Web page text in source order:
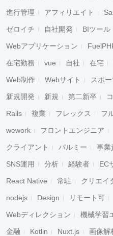
進行管理 アフィリエイト
ゼロイチ 自社開発 BIツール
Webアプリケーション
在宅勤務 vue 自社 在宅
Web制作 Webサイト スポ
新規開発 新規 第二新卒
Rails 複業 フレックス フ
wework フロントエンジニア
クライアント パルミー 事業
SNS運用 分析 経験者 EC
React Native 常駐 クリエイ
nodejs Design リモート可
Webディレクション 機械学習
金融 Kotlin Nuxt.js 画像解